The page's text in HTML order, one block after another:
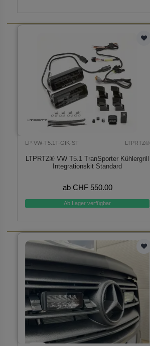
LP-VW-T5.1T-GIK-ST LTPRTZ®
LTPRTZ® VW T5.1 TranSporter Kühlergrill
Integrationskit Standard
ab CHF 550.00
Ab Lager verfügbar